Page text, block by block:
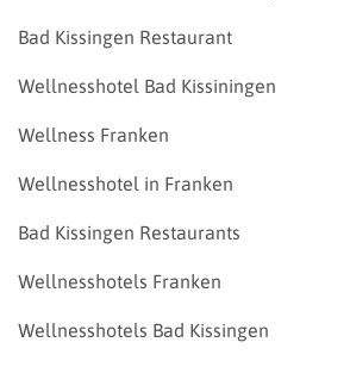
Bad Kissingen Restaurant
Wellnesshotel Bad Kissiningen
Wellness Franken
Wellnesshotel in Franken
Bad Kissingen Restaurants
Wellnesshotels Franken
Wellnesshotels Bad Kissingen